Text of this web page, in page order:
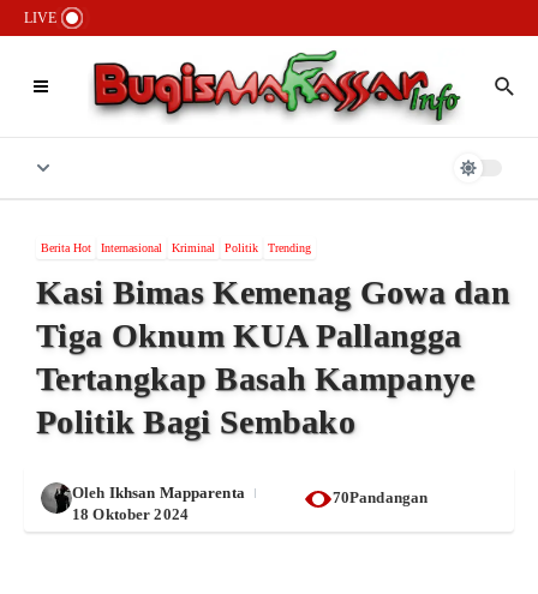
Lewati ke konten
LIVE
Berkeliaran, 1.000 Nelayan Gigit Jari
Lembaga Adat Passereanta Firman Sombali Minta Wali Kota Makassar
Verifikasi Pihak Mengatasnamakan Kerajaan Tallo
Bongkar 6 Jaringan Narkoba, Polrestabes Makassar Sita Aset Rp2,3
Miliar dan Puluhan Kilogram Sabu
Berita Hot Internasional Kriminal Politik Trending
Kasi Bimas Kemenag Gowa dan
Tiga Oknum KUA Pallangga
Tertangkap Basah Kampanye
Politik Bagi Sembako
Oleh Ikhsan Mapparenta
70Pandangan
18 Oktober 2024